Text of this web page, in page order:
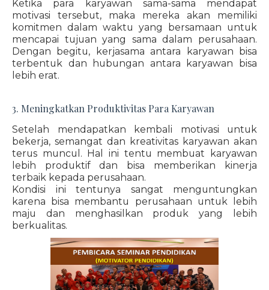
Ketika para karyawan sama-sama mendapat
motivasi tersebut, maka mereka akan memiliki
komitmen dalam waktu yang bersamaan untuk
mencapai tujuan yang sama dalam perusahaan.
Dengan begitu, kerjasama antara karyawan bisa
terbentuk dan hubungan antara karyawan bisa
lebih erat.
3. Meningkatkan Produktivitas Para Karyawan
Setelah mendapatkan kembali motivasi untuk
bekerja, semangat dan kreativitas karyawan akan
terus muncul. Hal ini tentu membuat karyawan
lebih produktif dan bisa memberikan kinerja
terbaik kepada perusahaan.
Kondisi ini tentunya sangat menguntungkan
karena bisa membantu perusahaan untuk lebih
maju dan menghasilkan produk yang lebih
berkualitas.